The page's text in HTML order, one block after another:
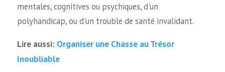
mentales, cognitives ou psychiques, d'un
polyhandicap, ou d'un trouble de santé invalidant.
Lire aussi: Organiser une Chasse au Trésor
Inoubliable